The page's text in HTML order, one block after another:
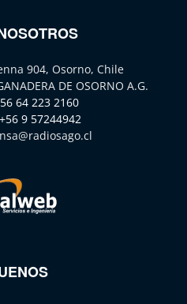
904, Osorno, Chile
DE OSORNO A.G.
64 223 2160
+56 9 57244942